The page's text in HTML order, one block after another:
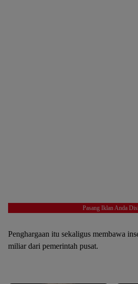
Pasang Iklan Anda
Penghargaan itu sekaligus membawa
miliar dari pemerintah pusat.